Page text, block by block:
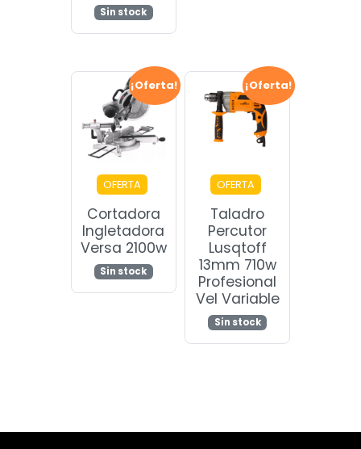
Sin stock
¡Oferta!
OFERTA
Cortadora
Ingletadora
Versa 2100w
Sin stock
¡Oferta!
OFERTA
Taladro
Percutor
Lusqtoff
13mm 710w
Profesional
Vel Variable
Sin stock